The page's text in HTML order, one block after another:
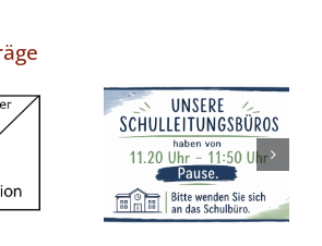
Feste
Pausenzeiten
in unseren
Büros ab
Schuljahr
2026/2027